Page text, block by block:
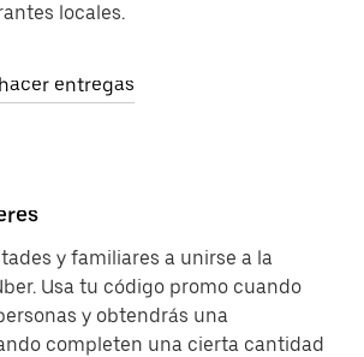
locales.
entregas
y familiares a unirse a la
Usa tu código promo cuando
y obtendrás una
completen una cierta cantidad